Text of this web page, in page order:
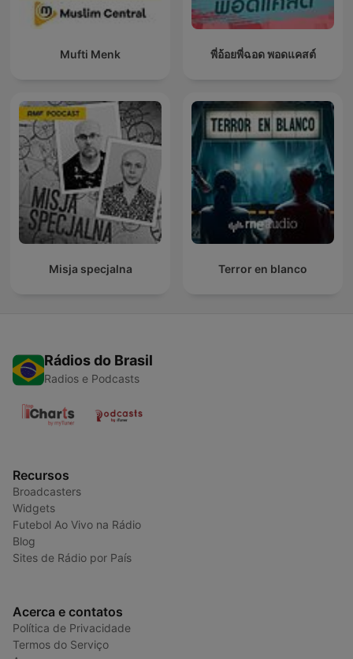
Mufti Menk พี่อ้อยพี่ฉอด พอดแคสต์
Misja specjalna Terror en blanco
Rádios do Brasil
Radios e Podcasts
Recursos
Broadcasters
Widgets
Futebol Ao Vivo na Rádio
Blog
Sites de Rádio por País
Acerca e contatos
Política de Privacidade
Termos do Serviço